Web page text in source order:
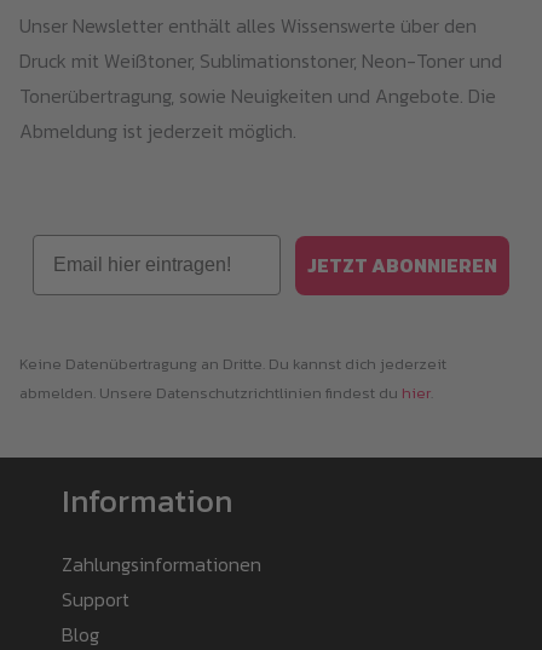
Unser Newsletter enthält alles Wissenswerte über den
Druck mit Weißtoner, Sublimationstoner, Neon-Toner und
Tonerübertragung, sowie Neuigkeiten und Angebote. Die
Abmeldung ist jederzeit möglich.
Email
JETZT ABONNIEREN
Keine Datenübertragung an Dritte. Du kannst dich jederzeit
abmelden. Unsere Datenschutzrichtlinien findest du hier.
Information
Zahlungsinformationen
Support
Blog